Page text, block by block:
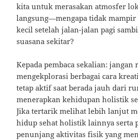
kita untuk merasakan atmosfer
langsung—mengapa tidak
kecil setelah jalan-jalan pagi
suasana sekitar?
Kepada pembaca sekalian: jangan
mengekplorasi berbagai cara
tetap aktif saat berada jauh dari
menerapkan kehidupan holistik
Jika tertarik melihat lebih lanjut
hidup sehat holistik lainnya serta
penunjang aktivitas fisik yang